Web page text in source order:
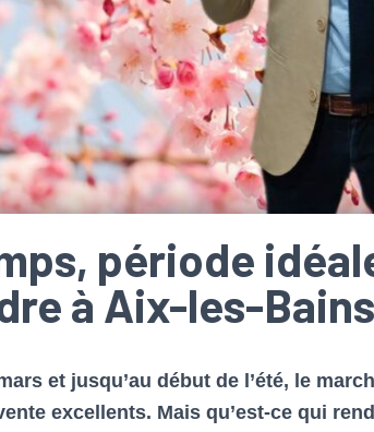
période
à Aix-les-Bains
et jusqu’au début de l’été, le
excellents. Mais qu’est-ce qui